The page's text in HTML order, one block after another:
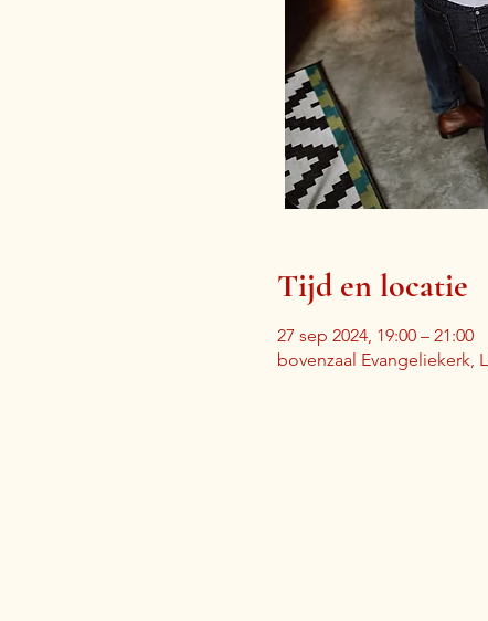
Tijd en locatie
27 sep 2024, 19:00 – 21:00
bovenzaal Evangeliekerk,